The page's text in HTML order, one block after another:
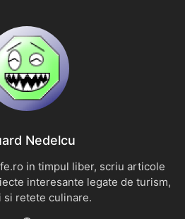
Nedelcu
in timpul liber, scriu articole
interesante legate de turism,
si retete culinare.